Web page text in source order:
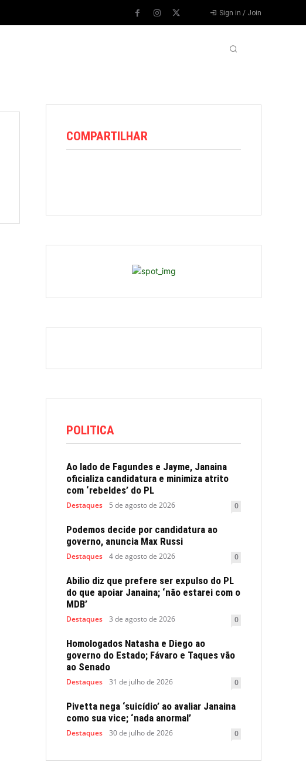
Sign in / Join
COMPARTILHAR
POLITICA
Ao lado de Fagundes e Jayme, Janaina
oficializa candidatura e minimiza atrito
com ‘rebeldes’ do PL
Destaques 5 de agosto de 2026 0
Podemos decide por candidatura ao
governo, anuncia Max Russi
Destaques 4 de agosto de 2026 0
Abilio diz que prefere ser expulso do PL
do que apoiar Janaina; ‘não estarei com o
MDB’
Destaques 3 de agosto de 2026 0
Homologados Natasha e Diego ao
governo do Estado; Fávaro e Taques vão
ao Senado
Destaques 31 de julho de 2026 0
Pivetta nega ‘suicídio’ ao avaliar Janaina
como sua vice; ‘nada anormal’
Destaques 30 de julho de 2026 0